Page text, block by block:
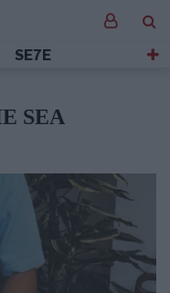
SE7E
SEA